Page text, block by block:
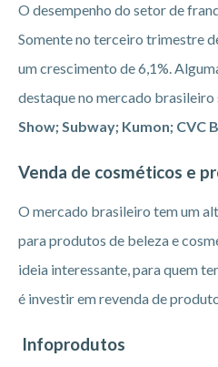
O desempenho do setor de
Somente no terceiro trimestre
um crescimento de 6,1%.
destaque no mercado brasileiro
Show; Subway; Kumon; CVC
Venda de cosméticos e
O mercado brasileiro tem um
para produtos de beleza e
ideia interessante, para quem
é investir em revenda de
Infoprodutos